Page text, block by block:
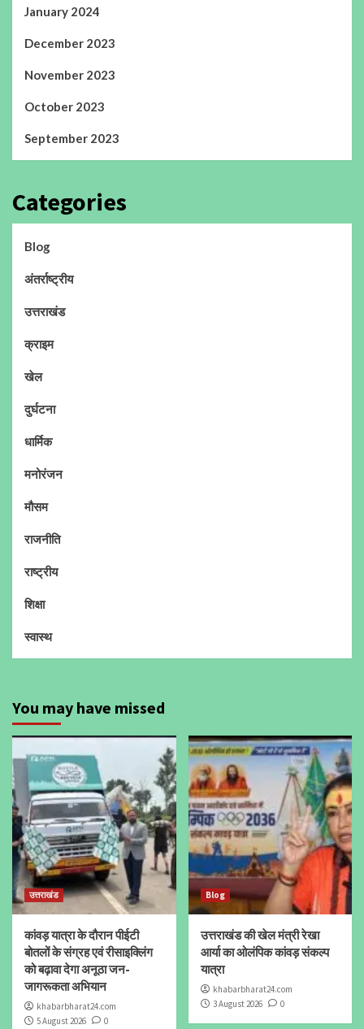
January 2024
December 2023
November 2023
October 2023
September 2023
Categories
Blog
अंतर्राष्ट्रीय
उत्तराखंड
क्राइम
खेल
दुर्घटना
धार्मिक
मनोरंजन
मौसम
राजनीति
राष्ट्रीय
शिक्षा
स्वास्थ
You may have missed
उत्तराखंड
कांवड़ यात्रा के दौरान पीईटी
बोतलों के संग्रह एवं रीसाइक्लिंग
को बढ़ावा देगा अनूठा जन-
जागरूकता अभियान
khabarbharat24.com
5 August 2026
0
Blog
उत्तराखंड की खेल मंत्री रेखा
आर्या का ओलंपिक कांवड़ संकल्प
यात्रा
khabarbharat24.com
3 August 2026
0